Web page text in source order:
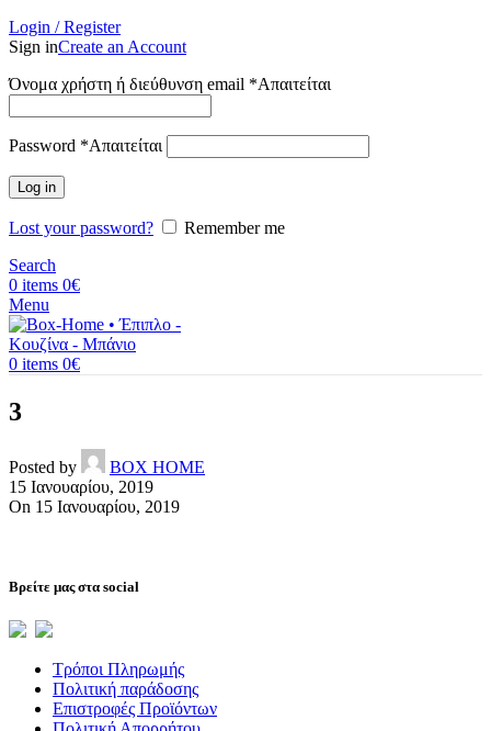
Login / Register
Sign inCreate an Account
Όνομα χρήστη ή διεύθυνση email *Απαιτείται
Password *Απαιτείται
Log in
Lost your password?
Remember me
Search
0 items 0€
Menu
0 items 0€
3
Posted by
BOX HOME
15 Ιανουαρίου, 2019
On 15 Ιανουαρίου, 2019
Βρείτε μας στα social
Τρόποι Πληρωμής
Πολιτική παράδοσης
Επιστροφές Προϊόντων